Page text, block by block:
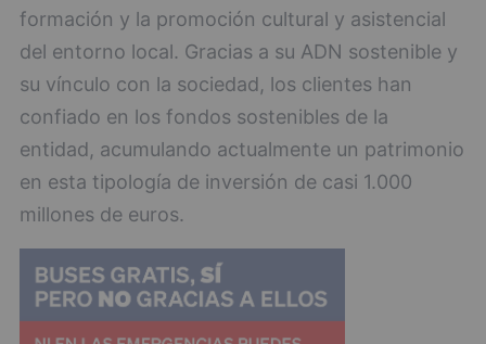
formación y la promoción cultural y asistencial
del entorno local. Gracias a su ADN sostenible y
su vínculo con la sociedad, los clientes han
confiado en los fondos sostenibles de la
entidad, acumulando actualmente un patrimonio
en esta tipología de inversión de casi 1.000
millones de euros.